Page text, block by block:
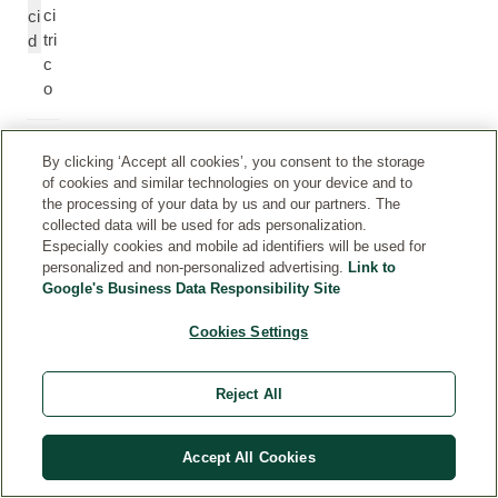
ci
d
ci
tri
c
o
ta
m
in
a
E
y
r
By clicking ‘Accept all cookies’, you consent to the storage
of cookies and similar technologies on your device and to
the processing of your data by us and our partners. The
collected data will be used for ads personalization.
Especially cookies and mobile ad identifiers will be used for
personalized and non-personalized advertising. Link to
Google's Business Data Responsibility Site
Cookies Settings
Reject All
Accept All Cookies